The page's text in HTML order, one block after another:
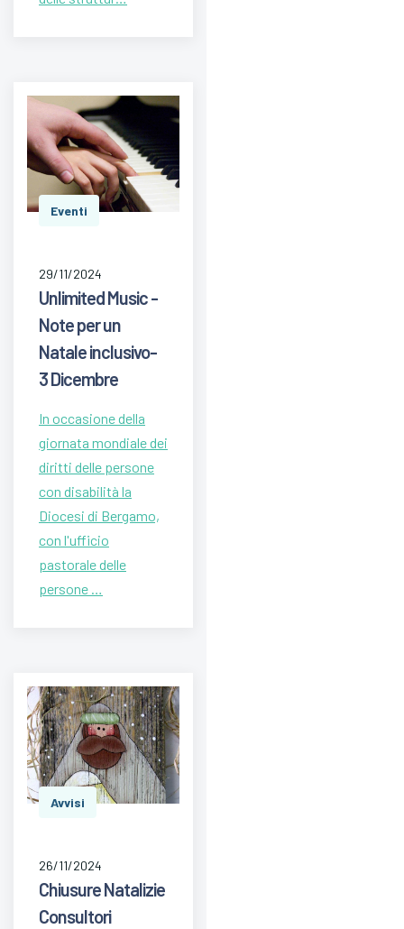
Eventi
29/11/2024
Unlimited Music -
Note per un
Natale inclusivo-
3 Dicembre
In occasione della
giornata mondiale dei
diritti delle persone
con disabilità la
Diocesi di Bergamo,
con l'ufficio
pastorale delle
persone …
Avvisi
26/11/2024
Chiusure Natalizie
Consultori